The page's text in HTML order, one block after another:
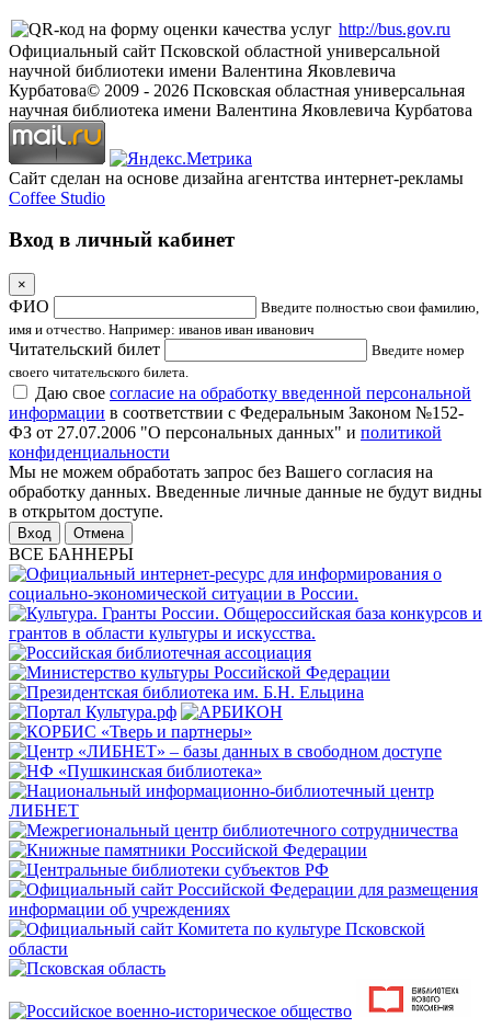
http://bus.gov.ru
Официальный сайт Псковской областной универсальной
научной библиотеки имени Валентина Яковлевича
Курбатова© 2009 - 2026 Псковская областная универсальная
научная библиотека имени Валентина Яковлевича Курбатова
Сайт сделан на основе дизайна агентства интернет-рекламы
Coffee Studio
Вход в личный кабинет
×
ФИО
Введите полностью свои фамилию,
имя и отчество. Например: иванов иван иванович
Читательский билет
Введите номер
своего читательского билета.
Даю свое согласие на обработку введенной персональной
информации в соответствии с Федеральным Законом №152-
ФЗ от 27.07.2006 "О персональных данных" и политикой
конфиденциальности
Мы не можем обработать запрос без Вашего согласия на
обработку данных. Введенные личные данные не будут видны
в открытом доступе.
Отмена
ВСЕ БАННЕРЫ